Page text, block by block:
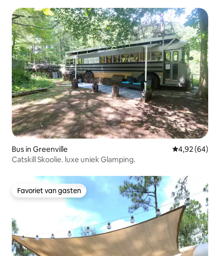
Bus in Greenville Gemiddelde
4,92 (64)
Catskill Skoolie. luxe uniek Glamping.
Favoriet van gasten
Favoriet van gasten